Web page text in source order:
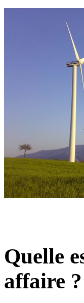
Quelle
affaire ?